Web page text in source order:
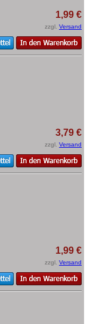
1,99 €
zzgl. Versand
3,79 €
zzgl. Versand
1,99 €
zzgl. Versand